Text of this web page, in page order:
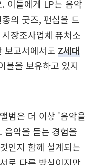
이들에게 LP는 음악
의 굿즈, 팬심을 드
장조사업체 퓨처소
보고서에서도 Z세대
블을 보유하고 있지
범은 더 이상 '음악을
음악을 듣는 경험을
인지 함께 설계되는
로 다른 방식이지만